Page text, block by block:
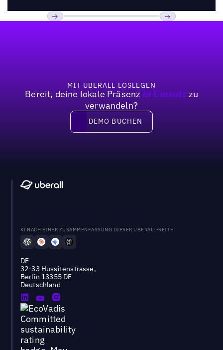
MIT UBERALL LOSLEGEN
Bereit, deine lokale Präsenz in Umsatzzu
verwandeln?
DEMO BUCHEN
DEMO BUCHEN
KI NACH EINER ZUSAMMENFASSUNG DIESER UBERALL-SEITE
DE
32-33 Hussitenstrasse,
Berlin 13355 DE
Deutschland